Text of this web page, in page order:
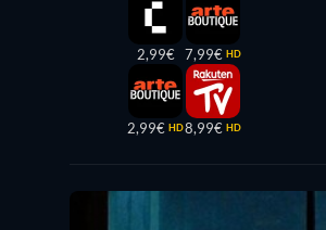
2,99€
2,99€ HD
7,99€ HD
8,99€ HD